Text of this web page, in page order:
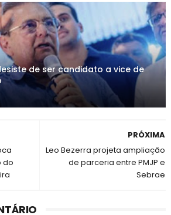
de ser candidato a vice de
PRÓXIMA
Leo Bezerra projeta ampliação
de parceria entre PMJP e
Sebrae
do